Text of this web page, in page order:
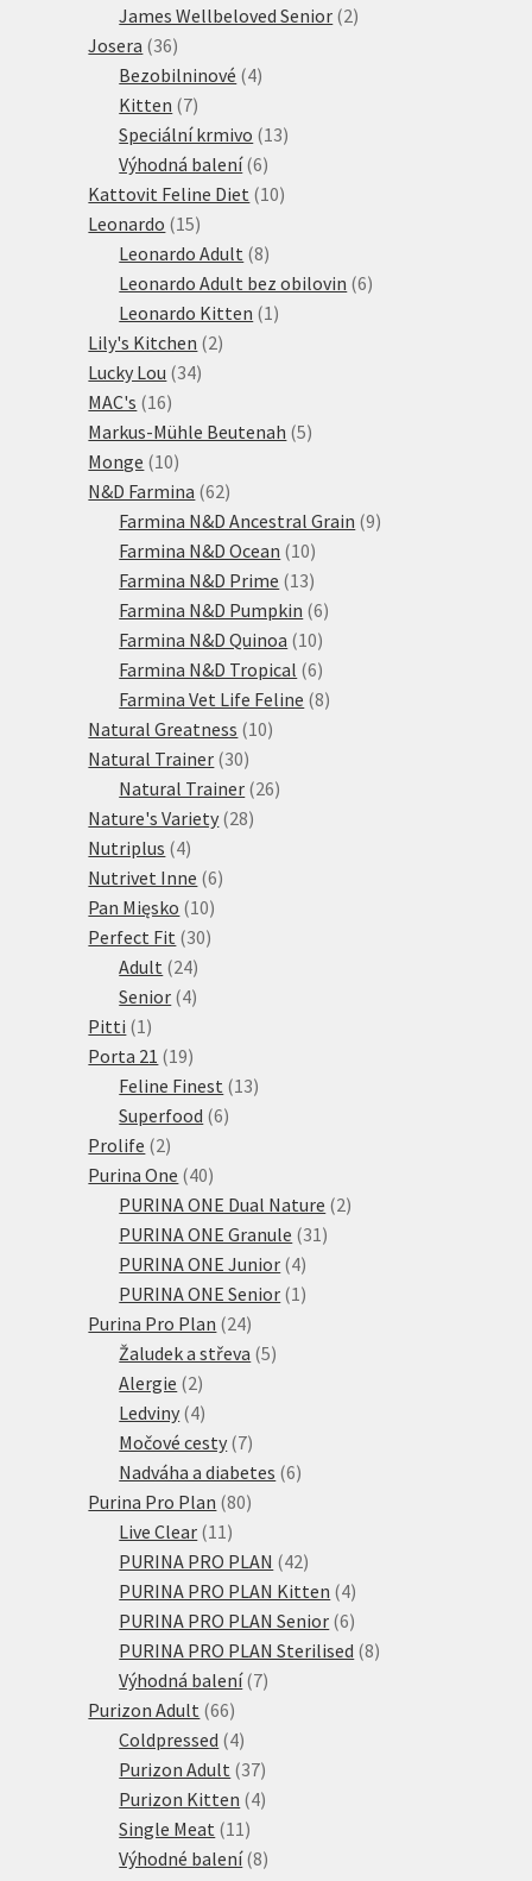
produkt
James Wellbeloved Senior 22
Josera 3636
produktů
Bezobilninové 44
Kitten 77
produktů
Speciální krmivo 1313
Výhodná balení 66
produktů
Kattovit Feline Diet 1010
Leonardo 1515
produktů
Leonardo Adult 88
produktů
Leonardo Adult bez obilovin 66
Leonardo Kitten 1 1
Lily's Kitchen 22
Lucky Lou 3434
MAC's 1616
produktů
Markus-Mühle Beutenah 55
Monge 1010
produktů
N&D Farmina 6262
produktů
Farmina N&D Ancestral Grain 99
Farmina N&D Ocean 1010
produktů
Farmina N&D Prime 1313
produktů
Farmina N&D Pumpkin 66
Farmina N&D Quinoa 1010
produktů
Farmina N&D Tropical 66
produktů
Farmina Vet Life Feline 88
Natural Greatness 1010
Natural Trainer 3030
produktů
Natural Trainer 2626
Nature's Variety 2828
Nutriplus 44
produkty
Nutrivet Inne 66
Pan Mięsko 1010
produktů
Perfect Fit 3030
Adult 2424
produktů
Senior 44
Pitti 1 1
produkt
Porta 21 1919
produktů
Feline Finest 1313
Superfood 66
Prolife 22
produkty
Purina One 4040
produktů
PURINA ONE Dual Nature 22
PURINA ONE Granule 31 31
PURINA ONE Junior 44
produkty
PURINA ONE Senior 1 1
Purina Pro Plan 2424
produktů
Žaludek a střeva 55
Alergie 22
produkty
Ledviny 44
produkty
Močové cesty 77
produktů
Nadváha a diabetes 66
Purina Pro Plan 8080
Live Clear 11 11
produktů
PURINA PRO PLAN 4242
produktů
PURINA PRO PLAN Kitten 44
produkty
PURINA PRO PLAN Senior 66
produktů
PURINA PRO PLAN Sterilised 88
Výhodná balení 77
Purizon Adult 6666
produktů
Coldpressed 44
produkty
Purizon Adult 3737
produktů
Purizon Kitten 44
Single Meat 11 11
produktů
Výhodné balení 88